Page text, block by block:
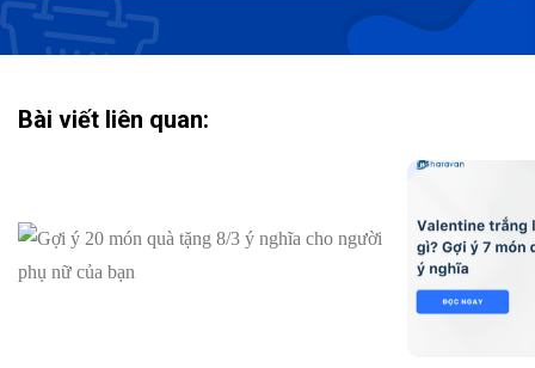
Bài viết liên quan: